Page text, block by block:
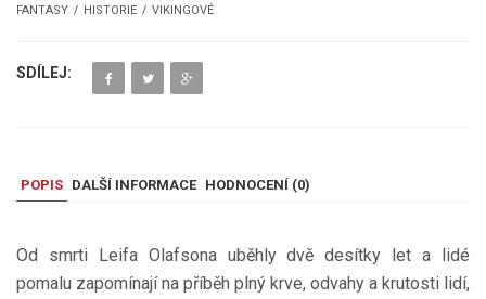
FANTASY HISTORIE VIKINGOVÉ
SDÍLEJ:
POPIS DALŠÍ INFORMACE HODNOCENÍ (0)
Od smrti Leifa Olafsona uběhly dvě desítky let a lidé
pomalu zapomínají na příběh plný krve, odvahy a krutosti lidí,